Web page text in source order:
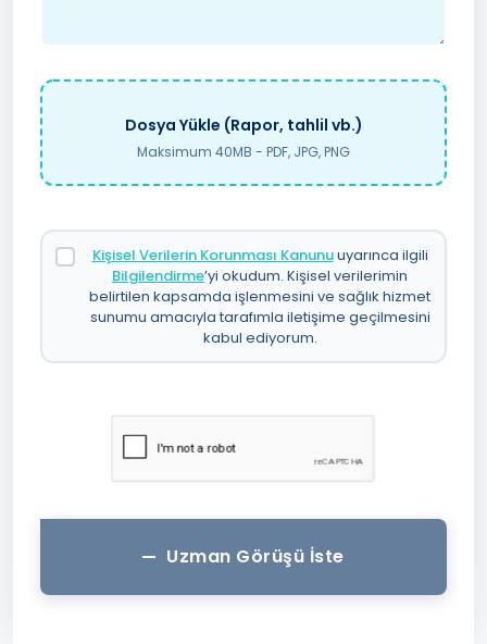
Dosya Yükle (Rapor, tahlil vb.)
Maksimum 40MB - PDF, JPG, PNG
Kişisel Verilerin Korunması Kanunuuyarınca ilgili
Bilgilendirme’yi okudum. Kişisel verilerimin
belirtilen kapsamda işlenmesini ve sağlık hizmet
sunumu amacıyla tarafımla iletişime geçilmesini
kabul ediyorum.
Uzman Görüşü İste